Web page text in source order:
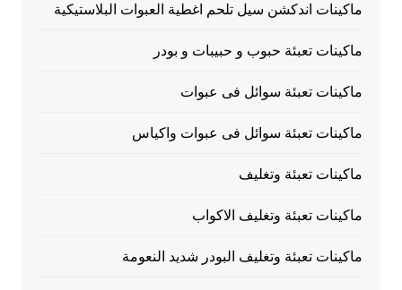
ماكينات اندكشن سيل تلحم اغطية العبوات البلاستيكية
ماكينات تعبئة حبوب و حبيبات و بودر
ماكينات تعبئة سوائل فى عبوات
ماكينات تعبئة سوائل فى عبوات واكياس
ماكينات تعبئة وتغليف
ماكينات تعبئة وتغليف الاكواب
ماكينات تعبئة وتغليف البودر شديد النعومة